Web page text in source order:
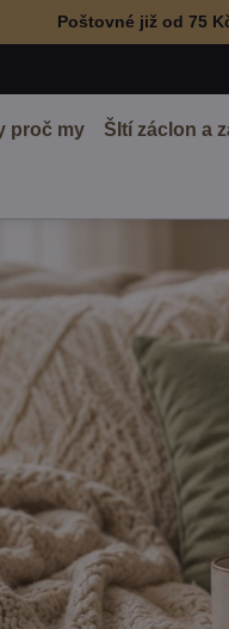
Poštovné již od 75
proč my ŠItí záclon a